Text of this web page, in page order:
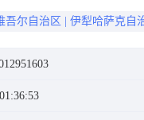
吾尔自治区 伊犁哈萨克自